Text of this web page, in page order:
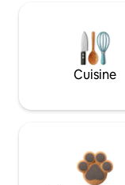
Cuisine